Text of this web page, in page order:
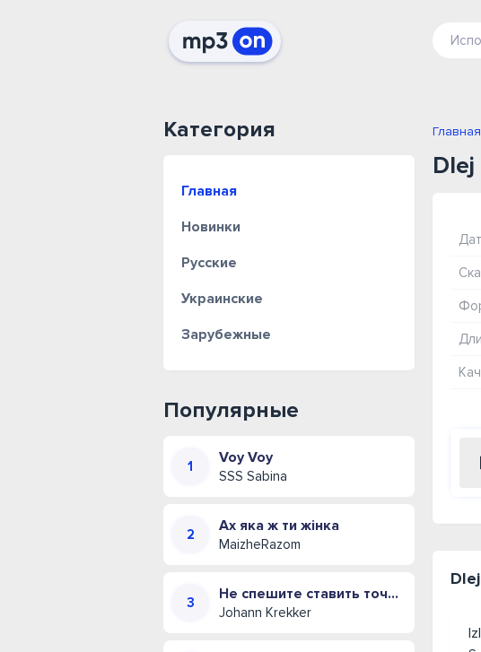
Категория
Главная
Новинки
Русские
Украинские
Зарубежные
Популярные
Voy Voy
SSS Sabina
Ах яка ж ти жінка
MaizheRazom
Не спешите ставить точку (Иван Креккер)
Johann Krekker
Главная